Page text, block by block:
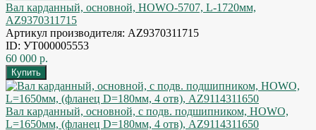
Вал карданный, основной, HOWO-5707, L-1720мм,
AZ9370311715
Артикул производителя: AZ9370311715
ID: УТ000005553
60 000 р.
Вал карданный, основной, с подв. подшипником, HOWO,
L=1650мм, (фланец D=180мм, 4 отв), AZ9114311650